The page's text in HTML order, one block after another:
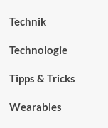
Technik
Technologie
Tipps & Tricks
Wearables